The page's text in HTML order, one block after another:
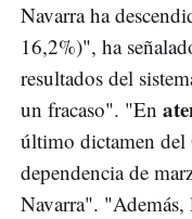
Navarra ha
16,2%)", ha
resultados del
un fracaso". "En
último dictamen del
dependencia de
Navarra".